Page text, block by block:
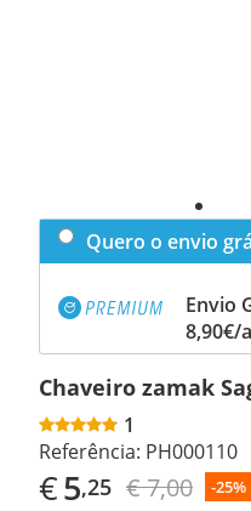
Quero o envio
Envio
8,90€/
Chaveiro zamak
1
Referência: PH000110
€5,25 € 7,00 -25%